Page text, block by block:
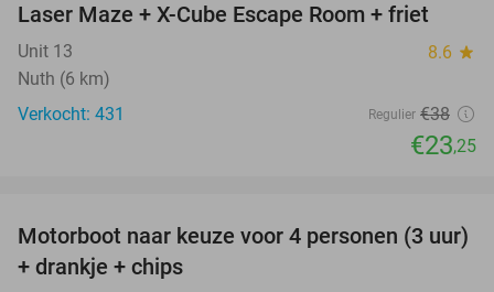
39%
Laser Maze + X-Cube Escape Room + friet
Unit 13 8.6 star
Nuth (6 km)
Verkocht: 431
Regulier €38
€23,25
31%
Motorboot naar keuze voor 4 personen (3 uur)
+ drankje + chips